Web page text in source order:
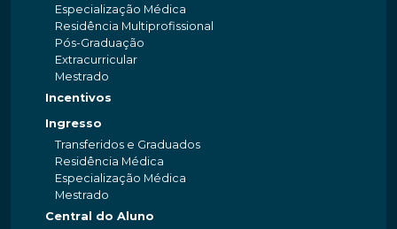
Especialização Médica
Residência Multiprofissional
Pós-Graduação
Extracurricular
Mestrado
Incentivos
Ingresso
Transferidos e Graduados
Residência Médica
Especialização Médica
Mestrado
Central do Aluno